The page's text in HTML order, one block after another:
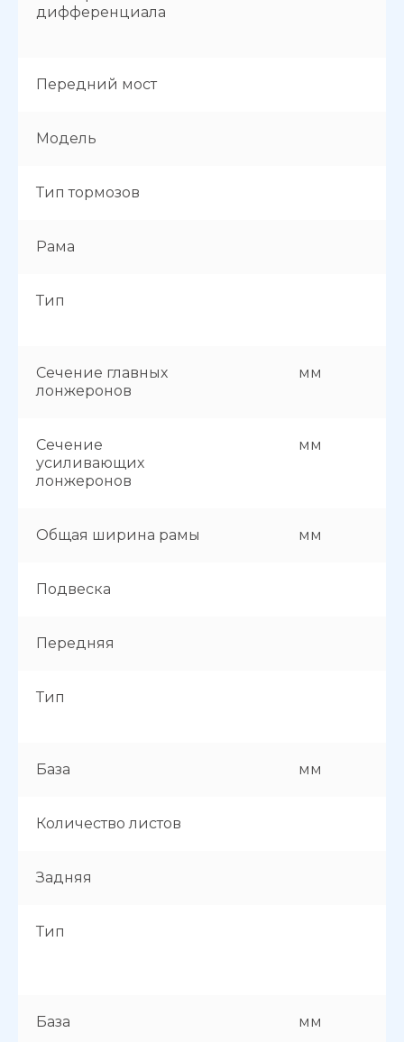
дифференциала
Передний мост
Модель
Тип тормозов
Рама
Тип
Сечение главных
лонжеронов
мм
Сечение
усиливающих
лонжеронов
мм
Общая ширина рамы мм
Подвеска
Передняя
Тип
База мм
Количество листов
Задняя
Тип
База мм